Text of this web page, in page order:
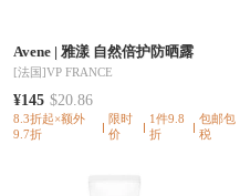
Avene| 雅漾 自然倍护防晒露
[法国]VP FRANCE
¥145 $20.86
8.3折起×额外
9.7折
限时
价
1件9.8
折
包邮包
税